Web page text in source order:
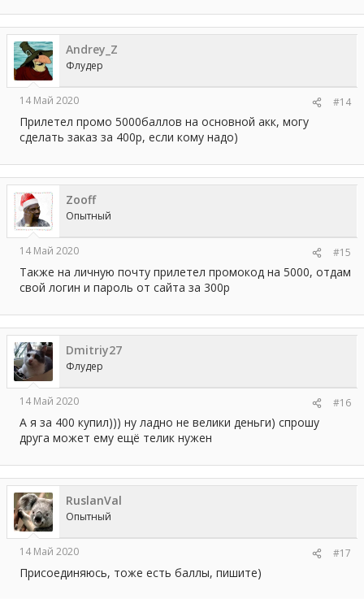
Andrey_Z
Флудер
14 Май 2020 #14
Прилетел промо 5000баллов на основной акк, могу
сделать заказ за 400р, если кому надо)
Zooff
Опытный
14 Май 2020 #15
Также на личную почту прилетел промокод на 5000, отдам
свой логин и пароль от сайта за 300р
Dmitriy27
Флудер
14 Май 2020 #16
А я за 400 купил))) ну ладно не велики деньги) спрошу
друга может ему ещё телик нужен
RuslanVal
Опытный
14 Май 2020 #17
Присоединяюсь, тоже есть баллы, пишите)